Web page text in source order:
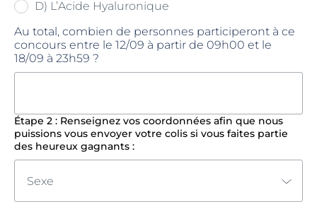
D) L’Acide Hyaluronique
Au total, combien de personnes participeront à ce
concours entre le 12/09 à partir de 09h00 et le
18/09 à 23h59 ?
Étape 2 : Renseignez vos coordonnées afin que nous
puissions vous envoyer votre colis si vous faites partie
des heureux gagnants :
Sexe